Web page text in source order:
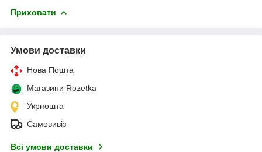
Приховати
Умови доставки
Нова Пошта
Магазини Rozetka
Укрпошта
Самовивіз
Всі умови доставки